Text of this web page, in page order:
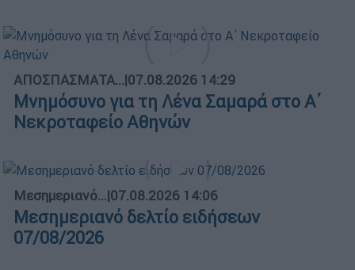
ΑΠΟΣΠΑΣΜΑΤΑ...|07.08.2026 14:29
Μνημόσυνο για τη Λένα Σαμαρά στο Α΄
Νεκροταφείο Αθηνών
Μεσημεριανό...|07.08.2026 14:06
Μεσημεριανό δελτίο ειδήσεων
07/08/2026